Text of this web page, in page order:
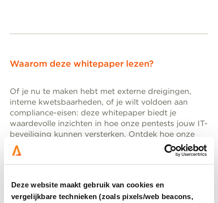
Deze website maakt gebruik van cookies en
vergelijkbare technieken (zoals pixels/web beacons,
Waarom deze whitepaper lezen?
Of je nu te maken hebt met externe dreigingen,
interne kwetsbaarheden, of je wilt voldoen aan
compliance-eisen: deze whitepaper biedt je
waardevolle inzichten in hoe onze pentests jouw IT-
beveiliging kunnen versterken. Ontdek hoe onze
gerichte pentests helpen bij het opsporen van
kwetsbaarheden en het beschermen van jouw
organisatie tegen cyberdreigingen.